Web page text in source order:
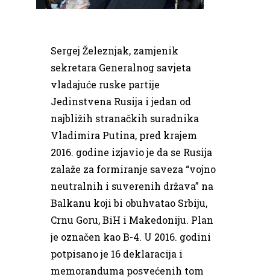
Sergej Železnjak, zamjenik
sekretara Generalnog savjeta
vladajuće ruske partije
Jedinstvena Rusija i jedan od
najbližih stranačkih suradnika
Vladimira Putina, pred krajem
2016. godine izjavio je da se Rusija
zalaže za formiranje saveza “vojno
neutralnih i suverenih država” na
Balkanu koji bi obuhvatao Srbiju,
Crnu Goru, BiH i Makedoniju. Plan
je označen kao B-4. U 2016. godini
potpisano je 16 deklaracija i
memoranduma posvećenih tom